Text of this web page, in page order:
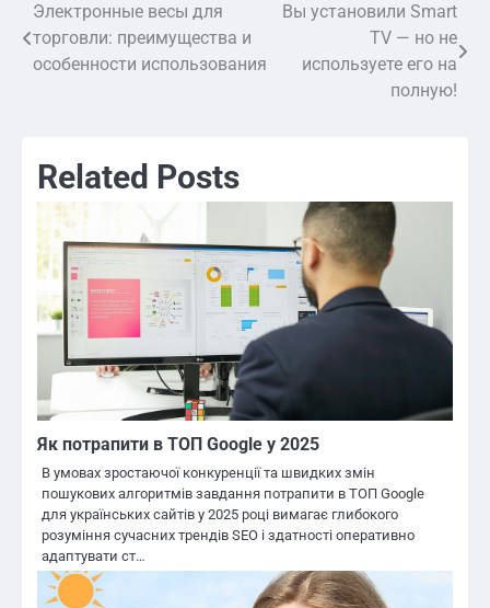
Навигация
по
Электронные весы для
торговли: преимущества и
особенности использования
Вы установили Smart
TV — но не
используете его на
полную!
Related Posts
Як потрапити в ТОП Google у 2025
В умовах зростаючої конкуренції та швидких змін
пошукових алгоритмів завдання потрапити в ТОП Google
для українських сайтів у 2025 році вимагає глибокого
розуміння сучасних трендів SEO і здатності оперативно
адаптувати ст…